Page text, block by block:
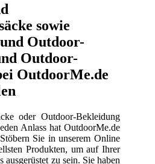
sowie
Outdoor-
Outdoor-
OutdoorMe.de
oder Outdoor-Bekleidung
Anlass hat OutdoorMe.de
Sie in unserem Online
Produkten, um auf Ihrer
ausgerüstet zu sein. Sie haben